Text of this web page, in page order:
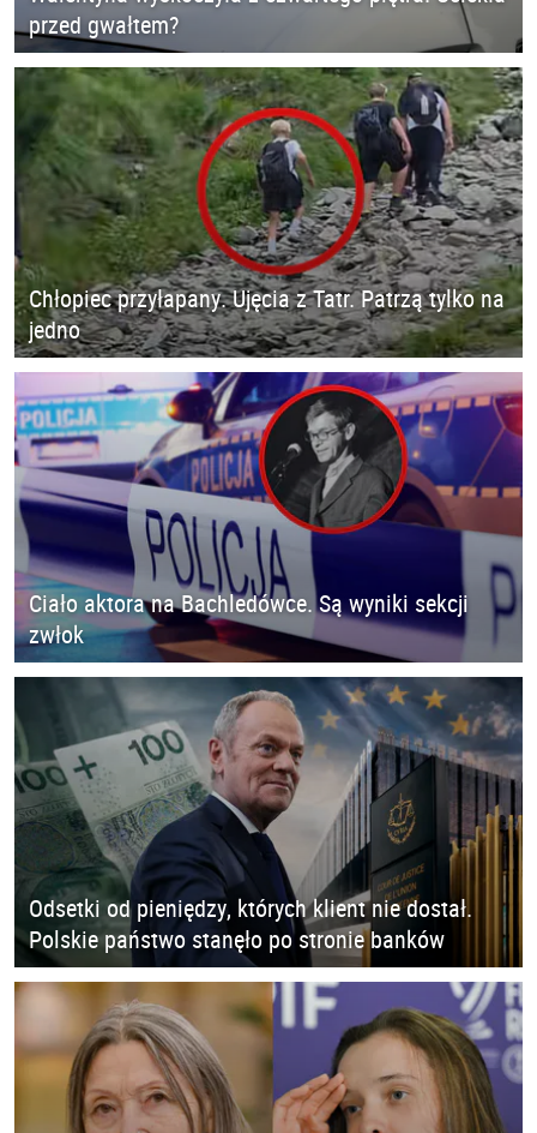
przed gwałtem?
Chłopiec przyłapany. Ujęcia z Tatr. Patrzą tylko na
jedno
Ciało aktora na Bachledówce. Są wyniki sekcji
zwłok
Odsetki od pieniędzy, których klient nie dostał.
Polskie państwo stanęło po stronie banków